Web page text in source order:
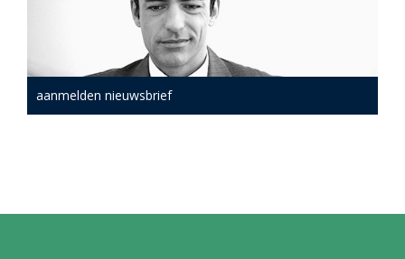
aanmelden nieuwsbrief